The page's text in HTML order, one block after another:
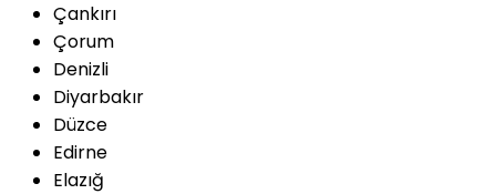
Çankırı
Çorum
Denizli
Diyarbakır
Düzce
Edirne
Elazığ